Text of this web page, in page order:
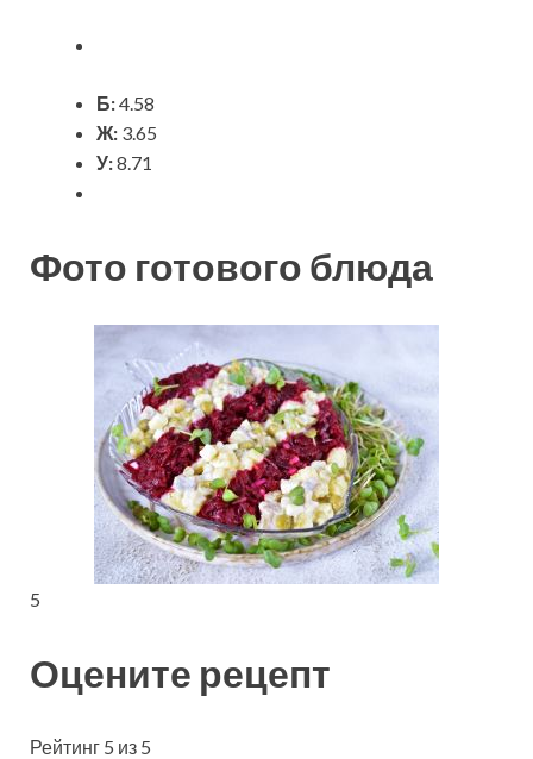
Б:4.58
Ж: 3.65
У:8.71
Фото готового блюда
5
Оцените рецепт
Рейтинг 5 из 5